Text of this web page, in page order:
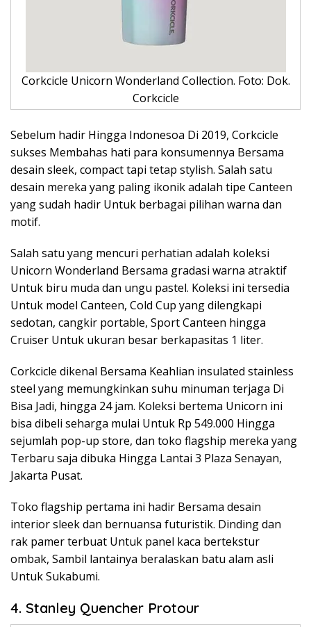
Corkcicle Unicorn Wonderland Collection. Foto: Dok.
Corkcicle
Sebelum hadir Hingga Indonesoa Di 2019, Corkcicle
sukses Membahas hati para konsumennya Bersama
desain sleek, compact tapi tetap stylish. Salah satu
desain mereka yang paling ikonik adalah tipe Canteen
yang sudah hadir Untuk berbagai pilihan warna dan
motif.
Salah satu yang mencuri perhatian adalah koleksi
Unicorn Wonderland Bersama gradasi warna atraktif
Untuk biru muda dan ungu pastel. Koleksi ini tersedia
Untuk model Canteen, Cold Cup yang dilengkapi
sedotan, cangkir portable, Sport Canteen hingga
Cruiser Untuk ukuran besar berkapasitas 1 liter.
Corkcicle dikenal Bersama Keahlian insulated stainless
steel yang memungkinkan suhu minuman terjaga Di
Bisa Jadi, hingga 24 jam. Koleksi bertema Unicorn ini
bisa dibeli seharga mulai Untuk Rp 549.000 Hingga
sejumlah pop-up store, dan toko flagship mereka yang
Terbaru saja dibuka Hingga Lantai 3 Plaza Senayan,
Jakarta Pusat.
Toko flagship pertama ini hadir Bersama desain
interior sleek dan bernuansa futuristik. Dinding dan
rak pamer terbuat Untuk panel kaca bertekstur
ombak, Sambil lantainya beralaskan batu alam asli
Untuk Sukabumi.
4. Stanley Quencher Protour